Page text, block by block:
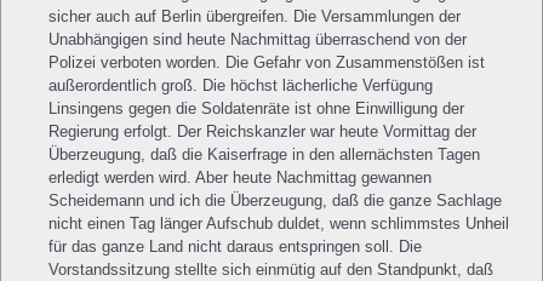
sicher auch auf Berlin übergreifen. Die Versammlungen der
Unabhängigen sind heute Nachmittag überraschend von der
Polizei verboten worden. Die Gefahr von Zusammenstößen ist
außerordentlich groß. Die höchst lächerliche Verfügung
Linsingens gegen die Soldatenräte ist ohne Einwilligung der
Regierung erfolgt. Der Reichskanzler war heute Vormittag der
Überzeugung, daß die Kaiserfrage in den allernächsten Tagen
erledigt werden wird. Aber heute Nachmittag gewannen
Scheidemann und ich die Überzeugung, daß die ganze Sachlage
nicht einen Tag länger Aufschub duldet, wenn schlimmstes Unheil
für das ganze Land nicht daraus entspringen soll. Die
Vorstandssitzung stellte sich einmütig auf den Standpunkt, daß